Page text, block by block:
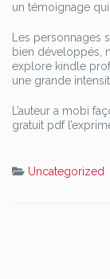
un témoignage
Les personnages
bien développés,
explore kindle
une grande
L’auteur a mobi
gratuit pdf
Uncategorized